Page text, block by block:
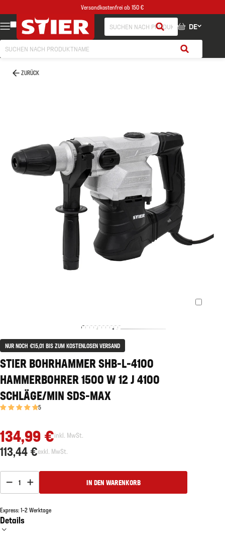
Versandkostenfrei ab 150 €
DE
ZURÜCK
NUR NOCH €15,01 BIS ZUM KOSTENLOSEN VERSAND
STIER BOHRHAMMER SHB-L-4100
HAMMERBOHRER 1500 W 12 J 4100
SCHLÄGE/MIN SDS-MAX
5
134,99 €inkl. MwSt.
113,44 €exkl. MwSt.
1 IN DEN WARENKORB
Express: 1–2 Werktage
Details